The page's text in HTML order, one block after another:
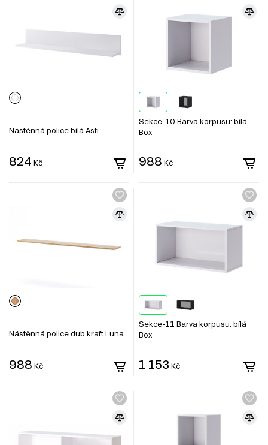
Nástěnná police bílá Asti
824 Kč
Sekce-10 Barva korpusu: bílá
Box
988 Kč
Nástěnná police dub kraft Luna
988 Kč
Sekce-11 Barva korpusu: bílá
Box
1 153 Kč